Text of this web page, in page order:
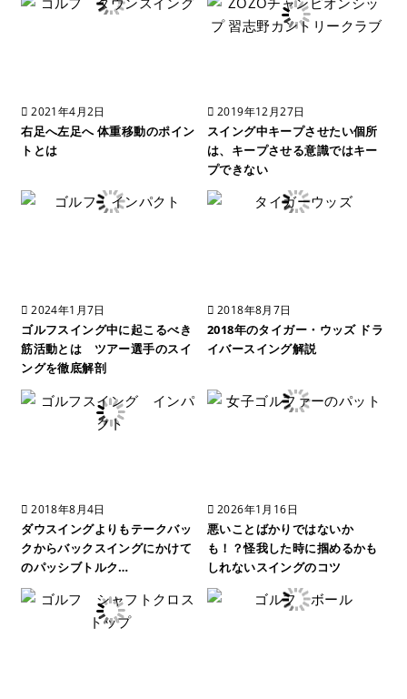
2021年4月2日
右足へ左足へ 体重移動のポイン
トとは
2019年12月27日
スイング中キープさせたい個所
は、キープさせる意識ではキー
プできない
2024年1月7日
ゴルフスイング中に起こるべき
筋活動とは ツアー選手のスイ
ングを徹底解剖
2018年8月7日
2018年のタイガー・ウッズ ドラ
イバースイング解説
2018年8月4日
ダウスイングよりもテークバッ
クからバックスイングにかけて
のパッシブトルク…
2026年1月16日
悪いことばかりではないか
も！？怪我した時に掴めるかも
しれないスイングのコツ